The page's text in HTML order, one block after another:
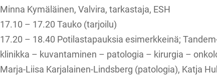
Minna Kymäläinen, Valvira, tarkastaja, ESH
17.10 – 17.20 Tauko (tarjoilu)
17.20 – 18.40 Potilastapauksia esimerkkeinä;
klinikka – kuvantaminen – patologia – kirurgia –
Marja-Liisa Karjalainen-Lindsberg (patologia), Katja